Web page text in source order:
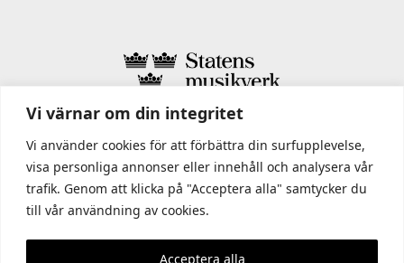
Vi värnar om din integritet
Vi använder cookies för att förbättra din surfupplevelse,
visa personliga annonser eller innehåll och analysera vår
trafik. Genom att klicka på "Acceptera alla" samtycker du
till vår användning av cookies.
Acceptera alla
I STATENS MUSIKVERK INGÅR